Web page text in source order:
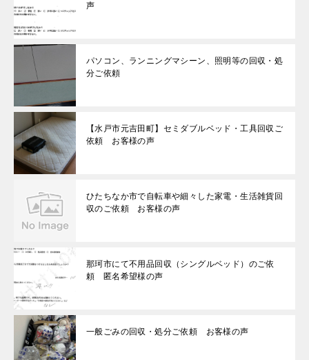
声
パソコン、ランニングマシーン、照明等の回収・処
分ご依頼
【水戸市元吉田町】セミダブルベッド・工具回収ご
依頼 お客様の声
ひたちなか市で自転車や細々した家電・生活雑貨回
収のご依頼 お客様の声
那珂市にて不用品回収（シングルベッド）のご依
頼 匿名希望様の声
一般ごみの回収・処分ご依頼 お客様の声